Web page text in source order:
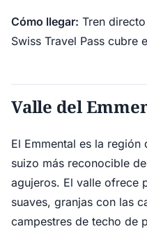
Cómo llegar: Tren
Swiss Travel Pass cubre
Valle del
El Emmental es la
suizo más reconocible
agujeros. El valle ofrece
suaves, granjas con las
campestres de techo de